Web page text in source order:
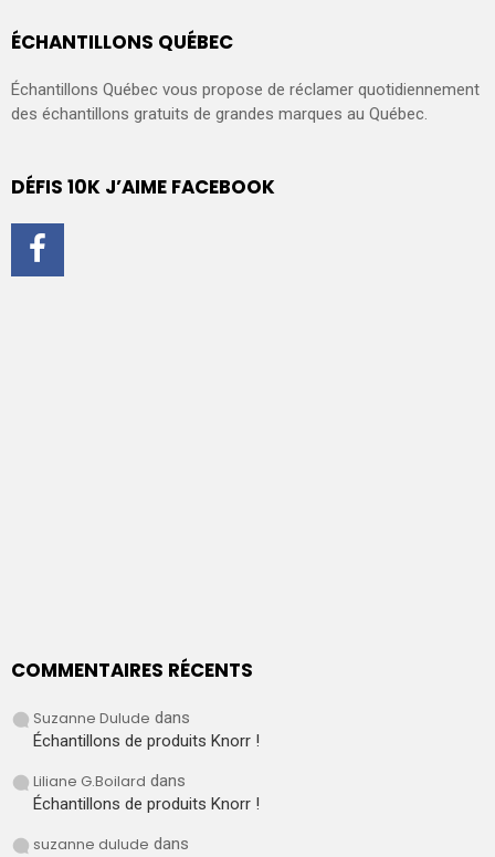
ÉCHANTILLONS QUÉBEC
Échantillons Québec vous propose de réclamer quotidiennement
des échantillons gratuits de grandes marques au Québec.
DÉFIS 10K J’AIME FACEBOOK
COMMENTAIRES RÉCENTS
Suzanne Dulude dans
Échantillons de produits Knorr !
Liliane G.Boilard dans
Échantillons de produits Knorr !
suzanne dulude dans